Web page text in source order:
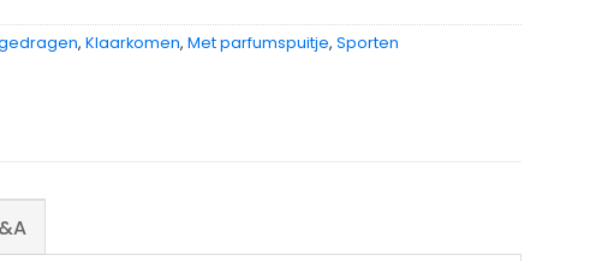
, Klaarkomen, Met parfumspuitje, Sporten